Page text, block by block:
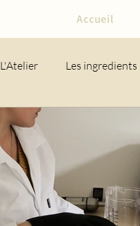
Accueil
L'Atelier Les ingredients